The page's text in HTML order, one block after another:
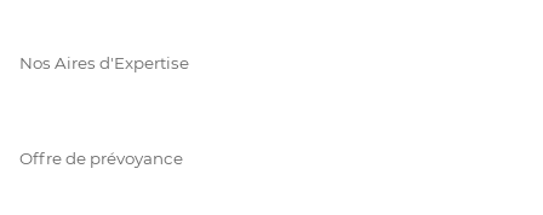
Nos Aires d'Expertise
Offre de prévoyance